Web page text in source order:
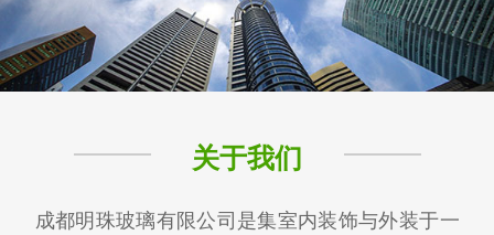
关于我们
成都明珠玻璃有限公司是集室内装饰与外装于一